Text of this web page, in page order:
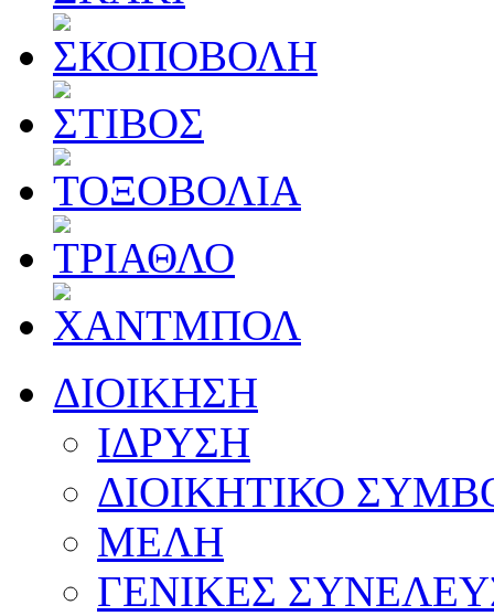
ΔΙΟΙΚΗΣΗ
ΙΔΡΥΣΗ
ΔΙΟΙΚΗΤΙΚΟ
ΜΕΛΗ
ΓΕΝΙΚΕΣ